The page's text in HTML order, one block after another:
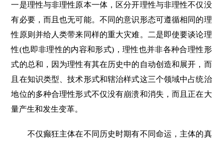
一是理性与非理性原本一体，区分开理性与非理性不仅没
有必要，而且也无可能。不同的意识形态可遵循相同的理
性原则并给人类带来同样的重大灾难。二是即使要谈论理
性(也即非理性的内容和形式)，理性也并非各种合理性形
式的总和，因为理性有其在历史中的自动创造和展开，而
且在知识类型、技术形式和辖治样式这三个领域中占统治
地位的多种合理性形式不仅没有崩溃和消失，而且正在大
量产生和发生变革。
不仅癫狂主体在不同历史时期有不同命运，主体的真